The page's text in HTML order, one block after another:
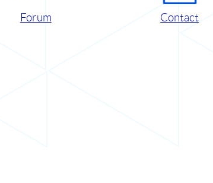
Forum Contact